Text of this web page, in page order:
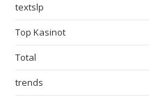
textslp
Top Kasinot
Total
trends